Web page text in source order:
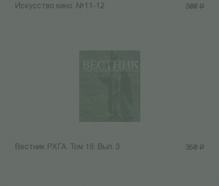
300 Р
Искусство кино. №11-12
350 Р
Вестник РХГА. Том 19. Вып. 3